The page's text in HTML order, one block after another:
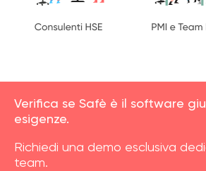
Verifica se Safè è il software
esigenze.
Richiedi una demo esclusiva
team.